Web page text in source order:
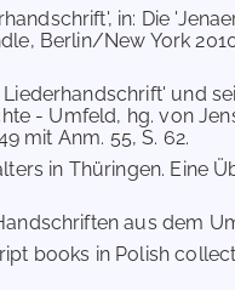
in: Die
Berlin/New York
und
- Umfeld, hg. von
mit Anm. 55, S. 62.
in Thüringen. Eine
aus dem
books in Polish